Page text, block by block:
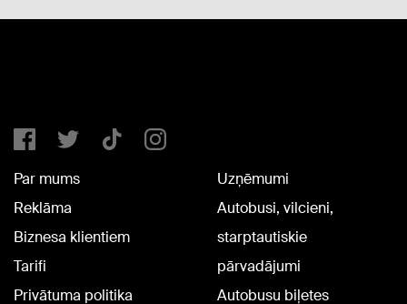
Par mums
Reklāma
Biznesa klientiem
Tarifi
Privātuma politika
Uzņēmumi
Autobusi, vilcieni,
starptautiskie
pārvadājumi
Autobusu biļetes